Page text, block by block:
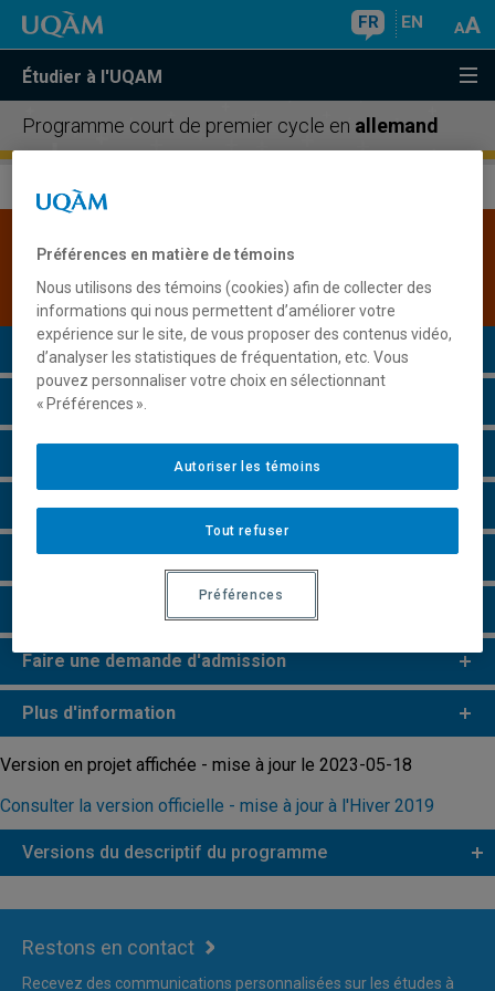
FR EN
Étudier à l'UQAM
Programme court de premier cycle en allemand
La version actuellement affichée est une
version en projet.Consulter la version publique
la plus récente.
Présentation du programme
Conditions d'admission
Cours à suivre et horaires
Particularités
Perspectives professionnelles
Faire une demande d'admission
Plus d'information
Version en projet affichée - mise à jour le 2023-05-18
Consulter la version officielle - mise à jour à l'Hiver 2019
Versions du descriptif du programme
Restons en contact
Recevez des communications personnalisées sur les études à
Préférences en matière de témoins
Nous utilisons des témoins (cookies) afin de collecter des
informations qui nous permettent d’améliorer votre
expérience sur le site, de vous proposer des contenus vidéo,
d’analyser les statistiques de fréquentation, etc. Vous
pouvez personnaliser votre choix en sélectionnant
« Préférences ».
Tout refuser
Autoriser les témoins
Préférences